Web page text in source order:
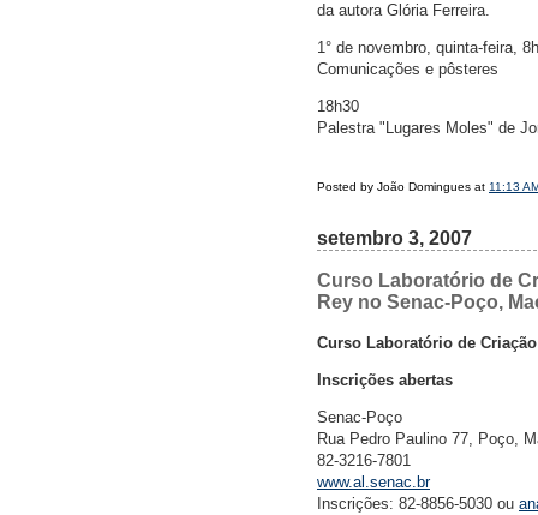
da autora Glória Ferreira.
1° de novembro, quinta-feira,
Comunicações e pôsteres
18h30
Palestra "Lugares Moles" de
Posted by João Domingues at 11:13
setembro 3, 2007
Curso Laboratório de
Rey no Senac-Poço,
Curso Laboratório de
Inscrições abertas
Senac-Poço
Rua Pedro Paulino 77, Poço,
82-3216-7801
www.al.senac.br
Inscrições: 82-8856-5030 ou